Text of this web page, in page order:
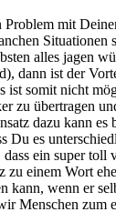
mit
Situationen
alles jagen
dann ist der
ist somit nicht
zu übertragen
dazu kann es
Du es
ein super toll
zu einem Wort
kann, wenn er
Menschen zum